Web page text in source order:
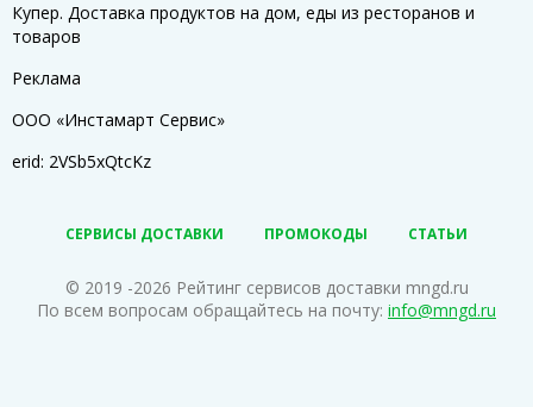
Купер. Доставка продуктов на дом, еды из ресторанов и
товаров
Реклама
ООО «Инстамарт Сервис»
erid: 2VSb5xQtcKz
СЕРВИСЫ ДОСТАВКИ ПРОМОКОДЫ СТАТЬИ
© 2019 -2026 Рейтинг сервисов доставки mngd.ru
По всем вопросам обращайтесь на почту: info@mngd.ru